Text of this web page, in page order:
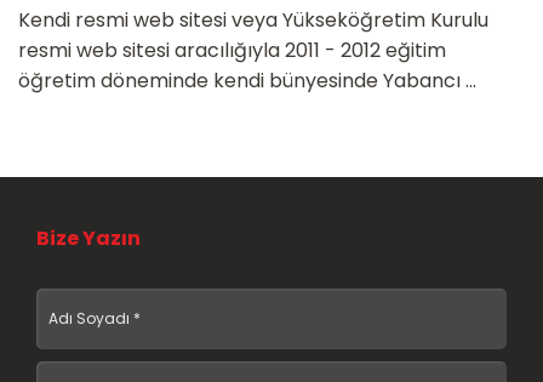
Kendi resmi web sitesi veya Yükseköğretim Kurulu
resmi web sitesi aracılığıyla 2011 - 2012 eğitim
öğretim döneminde kendi bünyesinde Yabancı ...
Bize Yazın